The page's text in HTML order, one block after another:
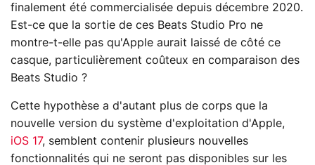
finalement été commercialisée depuis décembre 2020.
Est-ce que la sortie de ces Beats Studio Pro ne
montre-t-elle pas qu'Apple aurait laissé de côté ce
casque, particulièrement coûteux en comparaison des
Beats Studio ?
Cette hypothèse a d'autant plus de corps que la
nouvelle version du système d'exploitation d'Apple,
iOS 17, semblent contenir plusieurs nouvelles
fonctionnalités qui ne seront pas disponibles sur les